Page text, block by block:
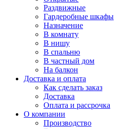
Раздвижные
Гардеробные шкафы
Назначение
В комнату
В нишу
В спальню
В частный дом
На балкон
Доставка и оплата
Как сделать заказ
Доставка
Оплата и рассрочка
О компании
Производство